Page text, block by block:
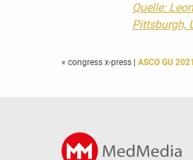
Quelle:
Pittsburgh,
« congress x-press ASCO GU 2021